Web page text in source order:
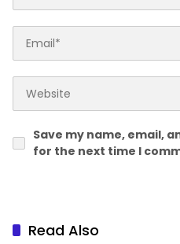
Save my name, email,
for the next time I
Read Also